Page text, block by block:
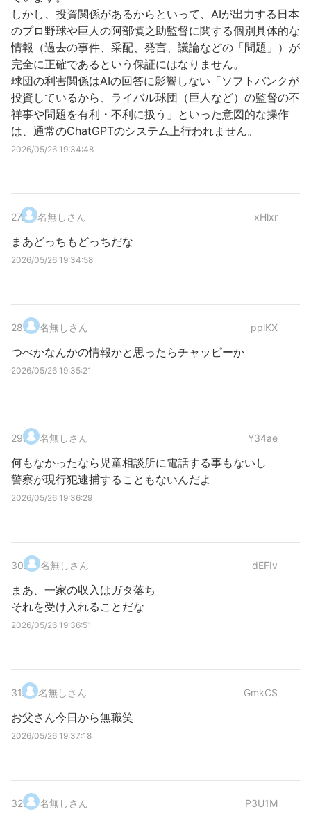
しかし、投資関係があるからといって、AIが出力する日本
のプロ野球や巨人の阿部慎之助監督に関する個別具体的な
情報（過去の事件、采配、発言、議論などの「問題」）が
完全に正確であるという保証にはなりません。
球団の利害関係はAIの回答に影響しない「ソフトバンクが
投資しているから、ライバル球団（巨人など）の監督の不
祥事や問題を有利・不利に扱う」といった意図的な操作
は、通常のChatGPTのシステム上行われません。
2026/05/26 19:34:48
27. 名無しさん xHlxr
まあどっちもどっちだな
2026/05/26 19:34:58
28. 名無しさん pplKX
つべかなんかの情報かと思ったらチャッピーか
2026/05/26 19:35:21
29. 名無しさん Y34ae
何もなかったなら児童相談所に電話する事もないし
警察が現行犯逮捕することもないんだよ
2026/05/26 19:36:29
30. 名無しさん dEFIv
まあ、一家の収入はガタ落ち
それを受け入れることだな
2026/05/26 19:36:51
31. 名無しさん GmkCS
お父さん今日から無職笑
2026/05/26 19:37:18
32. 名無しさん P3U1M